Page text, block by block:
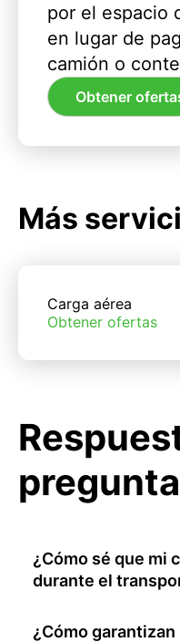
por el espacio
en lugar de
camión o
Obtener
Más
Carga aérea
Obtener ofertas
¿Cómo sé que mi
durante el
¿Cómo